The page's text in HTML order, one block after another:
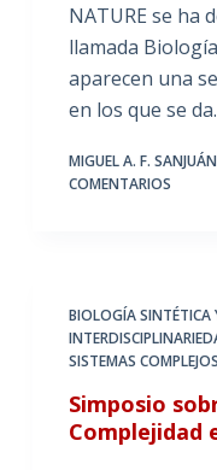
NATURE se ha
llamada
aparecen una
en los que se
MIGUEL A. F. SANJUÁN
COMENTARIOS
BIOLOGÍA SINTÉTICA
SISTEMAS
Simposio
Complejidad